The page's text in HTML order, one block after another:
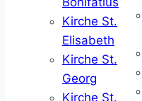
Kirche St.
Elisabeth
Kirche St.
Georg
Kirche St.